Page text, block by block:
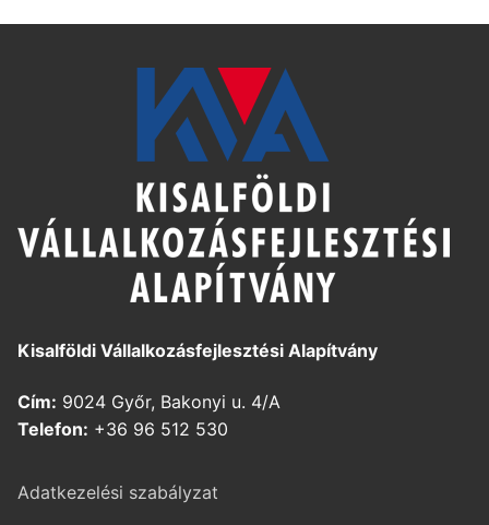
Kisalföldi Vállalkozásfejlesztési Alapítvány
Cím: 9024 Győr, Bakonyi u. 4/A
Telefon: +36 96 512 530
Adatkezelési szabályzat